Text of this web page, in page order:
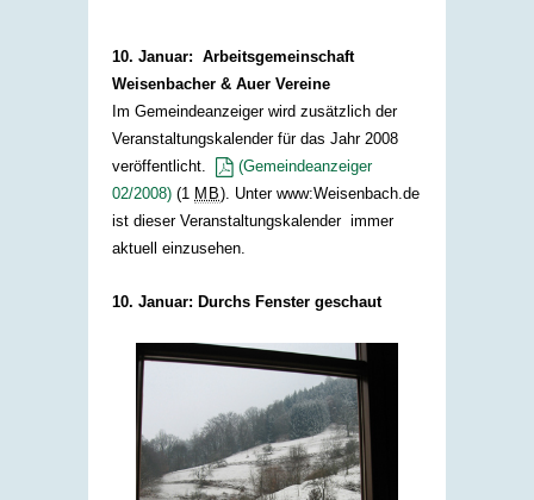
10. Januar: Arbeitsgemeinschaft
Weisenbacher & Auer Vereine
Im Gemeindeanzeiger wird zusätzlich der
Veranstaltungskalender für das Jahr 2008
veröffentlicht.
(Gemeindeanzeiger
02/2008) (1 MB). Unter www:Weisenbach.de
ist dieser Veranstaltungskalender immer
aktuell einzusehen.
10. Januar: Durchs Fenster geschaut